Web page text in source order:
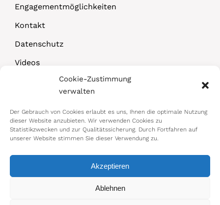
Cookie-Zustimmung
verwalten
Der Gebrauch von Cookies erlaubt es uns, Ihnen die optimale Nutzung
dieser Website anzubieten. Wir verwenden Cookies zu
Statistikzwecken und zur Qualitätssicherung. Durch Fortfahren auf
unserer Website stimmen Sie dieser Verwendung zu.
Akzeptieren
Ablehnen
Engagementmöglichkeiten
Kontakt
Datenschutz
Videos
© 2026 Bundesministerium für Arbeit,